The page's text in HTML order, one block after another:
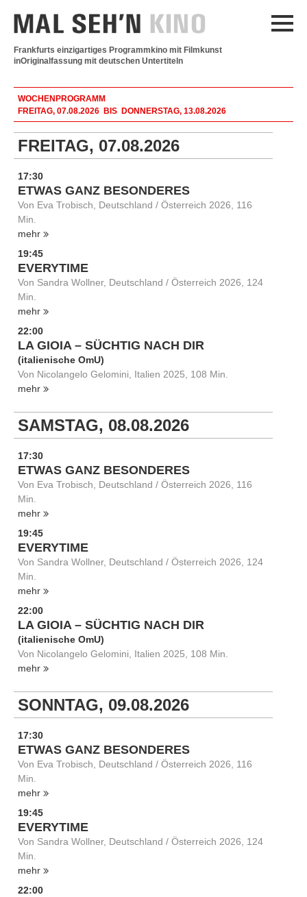
Frankfurts einzigartiges Programmkino mit Filmkunst
inOriginalfassung mit deutschen Untertiteln
WOCHENPROGRAMM
FREITAG, 07.08.2026 BIS DONNERSTAG, 13.08.2026
FREITAG, 07.08.2026
17:30
ETWAS GANZ BESONDERES
Von Eva Trobisch, Deutschland / Österreich 2026, 116
Min.
mehr
19:45
EVERYTIME
Von Sandra Wollner, Deutschland / Österreich 2026, 124
Min.
mehr
22:00
LA GIOIA – SÜCHTIG NACH DIR
(italienische OmU)
Von Nicolangelo Gelomini, Italien 2025, 108 Min.
mehr
SAMSTAG, 08.08.2026
17:30
ETWAS GANZ BESONDERES
Von Eva Trobisch, Deutschland / Österreich 2026, 116
Min.
mehr
19:45
EVERYTIME
Von Sandra Wollner, Deutschland / Österreich 2026, 124
Min.
mehr
22:00
LA GIOIA – SÜCHTIG NACH DIR
(italienische OmU)
Von Nicolangelo Gelomini, Italien 2025, 108 Min.
mehr
SONNTAG, 09.08.2026
17:30
ETWAS GANZ BESONDERES
Von Eva Trobisch, Deutschland / Österreich 2026, 116
Min.
mehr
19:45
EVERYTIME
Von Sandra Wollner, Deutschland / Österreich 2026, 124
Min.
mehr
22:00